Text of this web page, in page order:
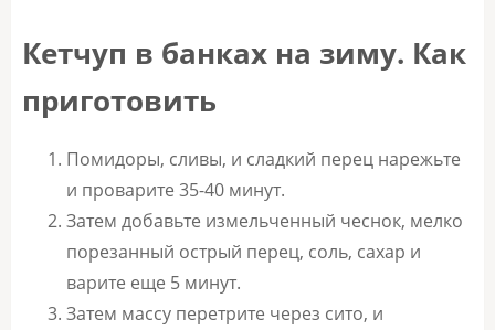
Кетчуп в банках на зиму. Как
приготовить
Помидоры, сливы, и сладкий перец нарежьте
и проварите 35-40 минут.
Затем добавьте измельченный чеснок, мелко
порезанный острый перец, соль, сахар и
варите еще 5 минут.
Затем массу перетрите через сито, и